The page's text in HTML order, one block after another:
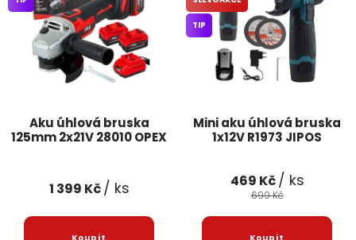
Jaký je aktuální stav mé objednávky?
Velkoobchodní spolupráce (B2B) Prodejna nářadí
Servis nářadí
Doprava a platba Váš zákaznický účet Kontakt
Reklamační formulář Odstoupení ve lhůtě 14 dní
Aku úhlová bruska
125mm 2x21V 28010 OPEX
1 399 Kč/ ks
Mini aku úhlová bruska
1x12V R1973 JIPOS
TIP
469 Kč/ ks
699 Kč